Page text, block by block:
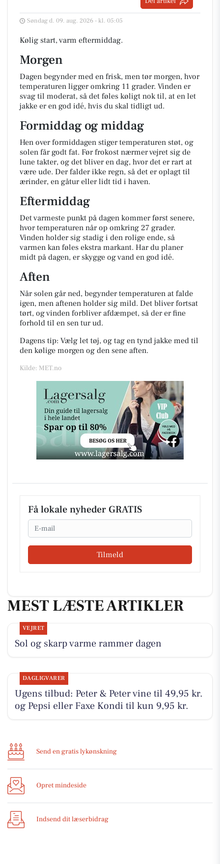
Søndag d. 09. aug. 2026 - kl. 05:05
Kølig start, varm eftermiddag.
Morgen
Dagen begynder med en frisk, men tør morgen, hvor
temperaturen ligger omkring 11 grader. Vinden er
svag til moderat, så det føles køligt nok til, at en let
jakke er en god idé, hvis du skal tidligt ud.
Formiddag og middag
Hen over formiddagen stiger temperaturen støt, og
solen får godt fat. Før frokost nærmer vejret sig de
lune takter, og det bliver en dag, hvor det er rart at
være ude. Der falder ikke regn, så det er oplagt til
ærinder, en gåtur eller lidt tid i haven.
Eftermiddag
Det varmeste punkt på dagen kommer først senere,
hvor temperaturen når op omkring 27 grader.
Vinden holder sig stadig i den rolige ende, så
varmen kan føles ekstra markant. Har du planer
midt på dagen, er skygge og vand en god idé.
Aften
Når solen går ned, begynder temperaturen at falde
igen, men aftenen holder sig mild. Det bliver fortsat
tørt, og vinden forbliver afdæmpet, så der er fine
forhold til en sen tur ud.
Dagens tip: Vælg let tøj, og tag en tynd jakke med til
den kølige morgen og den sene aften.
Kilde: MET.no
Få lokale nyheder GRATIS
Email
Tilmeld
MEST LÆSTE ARTIKLER
VEJRET
Sol og skarp varme rammer dagen
DAGLIGVARER
Ugens tilbud: Peter & Peter vine til 49,95 kr.
og Pepsi eller Faxe Kondi til kun 9,95 kr.
Send en gratis lykønskning
Opret mindeside
Indsend dit læserbidrag